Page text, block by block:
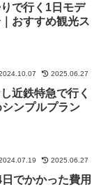
りで行く1日モデ
おすすめ観光ス
2025.06.27
近鉄特急で行く
ンプルプラン
2025.06.27
でかかった費用